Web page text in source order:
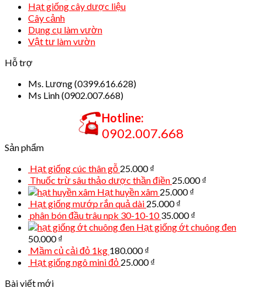
Hạt giống cây dược liệu
Cây cảnh
Dụng cụ làm vườn
Vật tư làm vườn
Hỗ trợ
Ms. Lương (0399.616.628)
Ms Linh (0902.007.668)
Hotline:
0902.007.668
Sản phẩm
Hạt giống cúc thân gỗ 25.000₫
Thuốc trừ sâu thảo dược thần điền 25.000₫
Hạt huyền xâm 25.000₫
Hạt giống mướp rắn quả dài 25.000₫
phân bón đầu trâu npk 30-10-10 35.000₫
Hạt giống ớt chuông đen
50.000₫
Mầm củ cải đỏ 1kg 180.000₫
Hạt giống ngô mini đỏ 25.000₫
Bài viết mới